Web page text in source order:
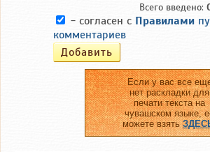
Всего введено:
- согласен с Правилами
комментариев
Если у вас все
нет раскладки для
печати текста на
чувашском языке,
можете взять